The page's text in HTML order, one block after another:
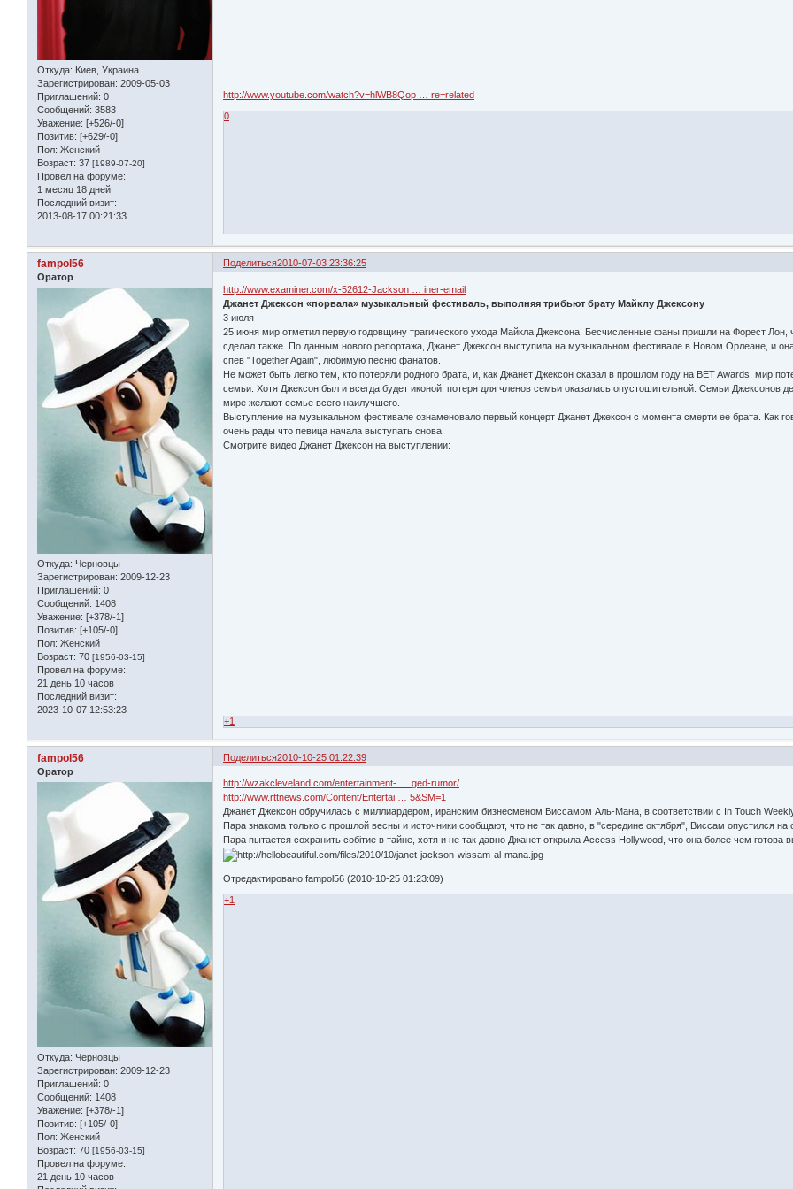
Откуда: Киев, Украина
Зарегистрирован: 2009-05-03
Приглашений: 0
Сообщений: 3583
Уважение: [+526/-0]
Позитив: [+629/-0]
Пол: Женский
Возраст: 37 [1989-07-20]
Провел на форуме:
1 месяц 18 дней
Последний визит:
2013-08-17 00:21:33
http://www.youtube.com/watch?v=hlWB8Qop … re=related
0
Поделиться2010-07-03 23:36:25
fampol56
Оратор
Откуда: Черновцы
Зарегистрирован: 2009-12-23
Приглашений: 0
Сообщений: 1408
Уважение: [+378/-1]
Позитив: [+105/-0]
Пол: Женский
Возраст: 70 [1956-03-15]
Провел на форуме:
21 день 10 часов
Последний визит:
2023-10-07 12:53:23
http://www.examiner.com/x-52612-Jackson … iner-email
Джанет Джексон «порвала» музыкальный фестиваль, выполняя трибьют брату Майклу Джексону
3 июля
25 июня мир отметил первую годовщину трагического ухода Майкла Джексона. Бесчисленные фаны пришли на Форест Лон,
сделал также. По данным нового репортажа, Джанет Джексон выступила на музыкальном фестивале в Новом Орлеане, и
спев "Together Again", любимую песню фанатов.
Не может быть легко тем, кто потеряли родного брата, и, как Джанет Джексон сказал в прошлом году на BET Awards, мир
семьи. Хотя Джексон был и всегда будет иконой, потеря для членов семьи оказалась опустошительной. Семьи Джексонов
мире желают семье всего наилучшего.
Выступление на музыкальном фестивале ознаменовало первый концерт Джанет Джексон с момента смерти ее брата. Как
очень рады что певица начала выступать снова.
Смотрите видео Джанет Джексон на выступлении:
+1
Поделиться2010-10-25 01:22:39
fampol56
Оратор
Откуда: Черновцы
Зарегистрирован: 2009-12-23
Приглашений: 0
Сообщений: 1408
Уважение: [+378/-1]
Позитив: [+105/-0]
Пол: Женский
Возраст: 70 [1956-03-15]
Провел на форуме:
21 день 10 часов
http://wzakcleveland.com/entertainment- … ged-rumor/
http://www.rttnews.com/Content/Entertai … 5&SM=1
Джанет Джексон обручилась с миллиардером, иранским бизнесменом Виссамом Аль-Мана, в соответствии с In Touch
Пара знакома только с прошлой весны и источники сообщают, что не так давно, в "середине октября", Виссам опустился
Пара пытается сохранить собітие в тайне, хотя и не так давно Джанет открыла Access Hollywood, что она более чем
Отредактировано fampol56 (2010-10-25 01:23:09)
+1